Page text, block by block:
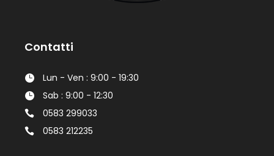
Contatti
Lun - Ven : 9:00 - 19:30
Sab : 9:00 - 12:30
0583 299033
0583 212235